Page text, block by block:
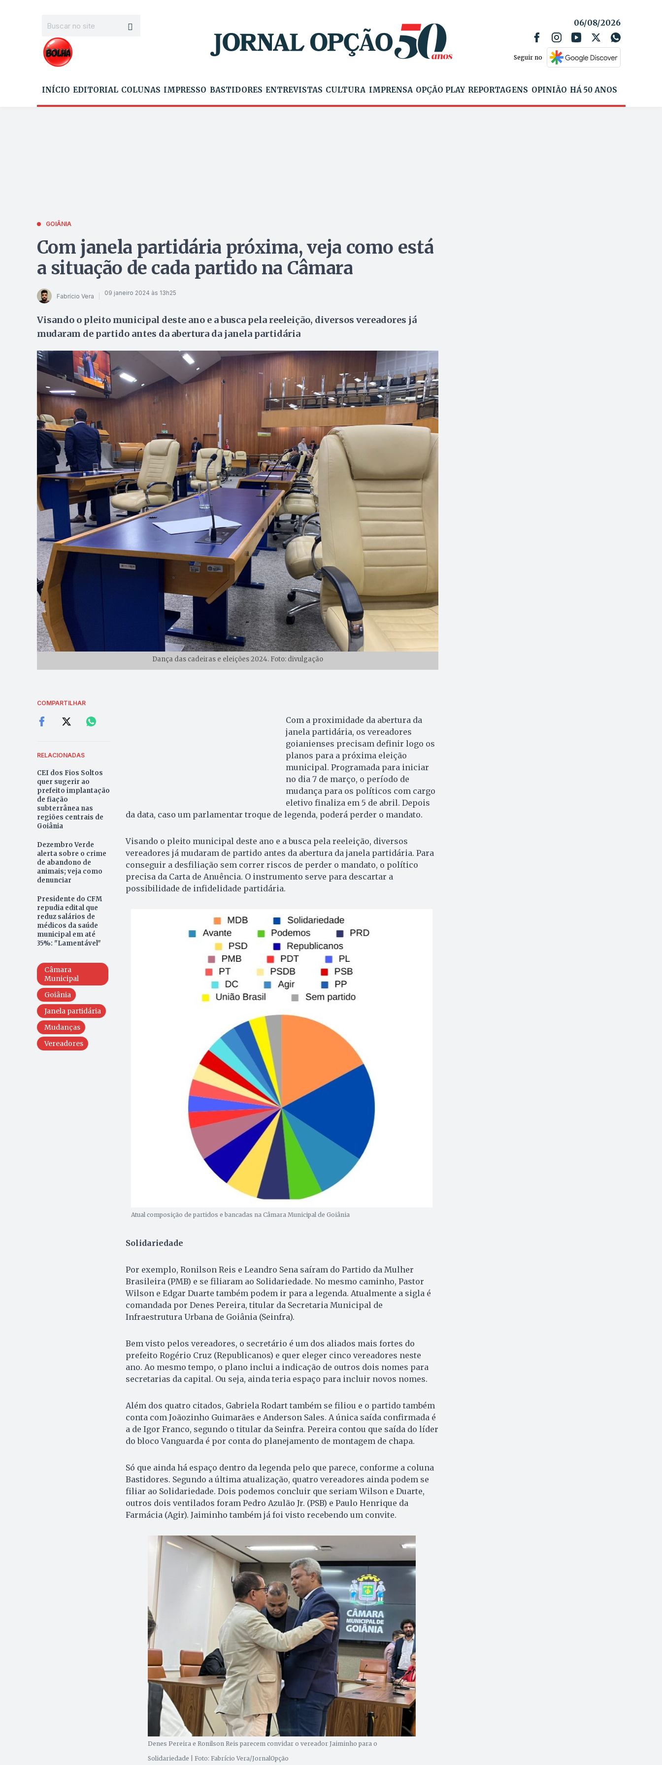
06/08/2026
Seguir no
INÍCIO EDITORIAL COLUNAS IMPRESSO BASTIDORES ENTREVISTAS CULTURA IMPRENSA OPÇÃO PLAY REPORTAGENS OPINIÃO HÁ 50 ANOS
GOIÂNIA
Com janela partidária próxima, veja como está
a situação de cada partido na Câmara
Fabrício Vera 09 janeiro 2024 às 13h25
Visando o pleito municipal deste ano e a busca pela reeleição, diversos vereadores já
mudaram de partido antes da abertura da janela partidária
Dança das cadeiras e eleições 2024. Foto: divulgação
COMPARTILHAR
RELACIONADAS
CEI dos Fios Soltos
quer sugerir ao
prefeito implantação
de fiação
subterrânea nas
regiões centrais de
Goiânia
Dezembro Verde
alerta sobre o crime
de abandono de
animais; veja como
denunciar
Presidente do CFM
repudia edital que
reduz salários de
médicos da saúde
municipal em até
35%: "Lamentável"
Câmara
Municipal
Goiânia
Janela partidária
Mudanças
Vereadores
Com a proximidade da abertura da
janela partidária, os vereadores
goianienses precisam definir logo os
planos para a próxima eleição
municipal. Programada para iniciar
no dia 7 de março, o período de
mudança para os políticos com cargo
eletivo finaliza em 5 de abril. Depois
da data, caso um parlamentar troque de legenda, poderá perder o mandato.
Visando o pleito municipal deste ano e a busca pela reeleição, diversos
vereadores já mudaram de partido antes da abertura da janela partidária. Para
conseguir a desfiliação sem correr riscos de perder o mandato, o político
precisa da Carta de Anuência. O instrumento serve para descartar a
possibilidade de infidelidade partidária.
Atual composição de partidos e bancadas na Câmara Municipal de Goiânia
Solidariedade
Por exemplo, Ronilson Reis e Leandro Sena saíram do Partido da Mulher
Brasileira (PMB) e se filiaram ao Solidariedade. No mesmo caminho, Pastor
Wilson e Edgar Duarte também podem ir para a legenda. Atualmente a sigla é
comandada por Denes Pereira, titular da Secretaria Municipal de
Infraestrutura Urbana de Goiânia (Seinfra).
Bem visto pelos vereadores, o secretário é um dos aliados mais fortes do
prefeito Rogério Cruz (Republicanos) e quer eleger cinco vereadores neste
ano. Ao mesmo tempo, o plano inclui a indicação de outros dois nomes para
secretarias da capital. Ou seja, ainda teria espaço para incluir novos nomes.
Além dos quatro citados, Gabriela Rodart também se filiou e o partido também
conta com Joãozinho Guimarães e Anderson Sales. A única saída confirmada é
a de Igor Franco, segundo o titular da Seinfra. Pereira contou que saída do líder
do bloco Vanguarda é por conta do planejamento de montagem de chapa.
Só que ainda há espaço dentro da legenda pelo que parece, conforme a coluna
Bastidores. Segundo a última atualização, quatro vereadores ainda podem se
filiar ao Solidariedade. Dois podemos concluir que seriam Wilson e Duarte,
outros dois ventilados foram Pedro Azulão Jr. (PSB) e Paulo Henrique da
Farmácia (Agir). Jaiminho também já foi visto recebendo um convite.
Denes Pereira e Ronilson Reis parecem convidar o vereador Jaiminho para o
Solidariedade | Foto: Fabrício Vera/JornalOpção